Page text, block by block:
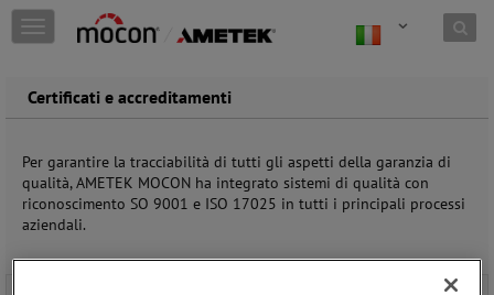
Skip to content
T
o
g
a
v
i
g
a
Certificati e accreditamenti
Per garantire la tracciabilità di tutti gli aspetti della garanzia di
qualità, AMETEK MOCON ha integrato sistemi di qualità con
riconoscimento SO 9001 e ISO 17025 in tutti i principali processi
aziendali.